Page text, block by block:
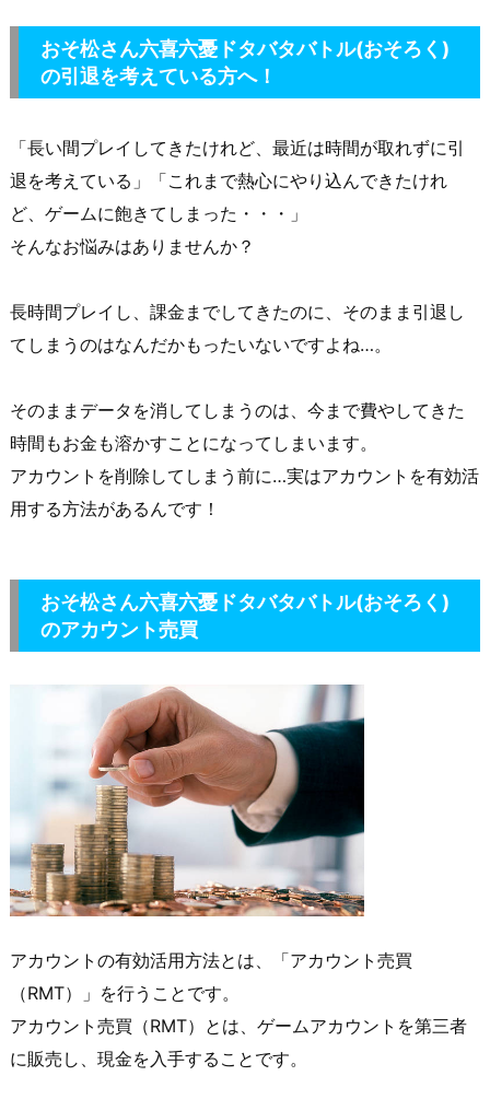
おそ松さん六喜六憂ドタバタバトル(おそろく)
の引退を考えている方へ！
「長い間プレイしてきたけれど、最近は時間が取れずに引
退を考えている」「これまで熱心にやり込んできたけれ
ど、ゲームに飽きてしまった・・・」
そんなお悩みはありませんか？
長時間プレイし、課金までしてきたのに、そのまま引退し
てしまうのはなんだかもったいないですよね…。
そのままデータを消してしまうのは、今まで費やしてきた
時間もお金も溶かすことになってしまいます。
アカウントを削除してしまう前に…実はアカウントを有効活
用する方法があるんです！
おそ松さん六喜六憂ドタバタバトル(おそろく)
のアカウント売買
アカウントの有効活用方法とは、「アカウント売買
（RMT）」を行うことです。
アカウント売買（RMT）とは、ゲームアカウントを第三者
に販売し、現金を入手することです。